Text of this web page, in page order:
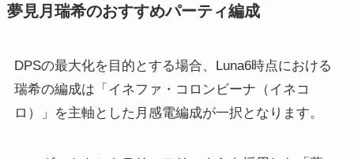
夢見月瑞希のおすすめパーティ編成
DPSの最大化を目的とする場合、Luna6時点における
瑞希の編成は「イネファ・コロンビーナ（イネコ
ロ）」を主軸とした月感電編成が一択となります。